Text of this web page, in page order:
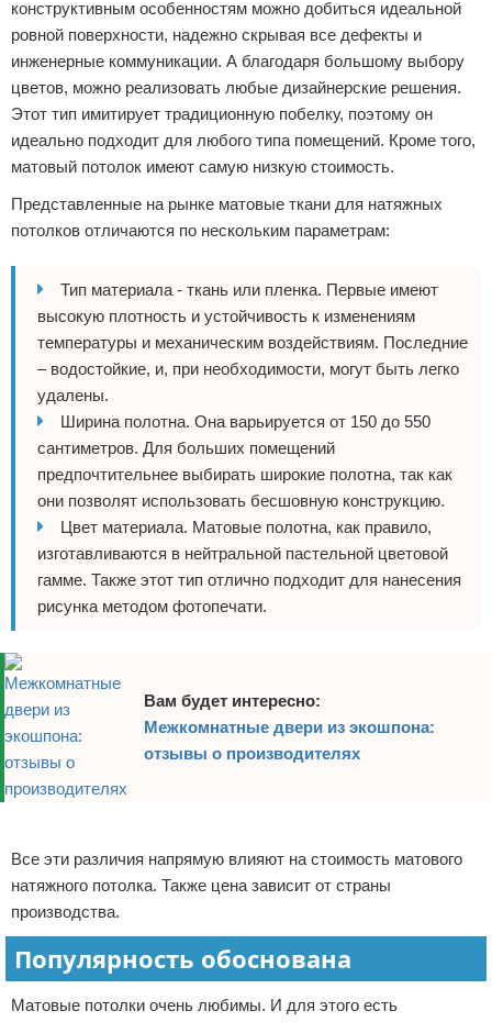
конструктивным особенностям можно добиться идеальной
ровной поверхности, надежно скрывая все дефекты и
инженерные коммуникации. А благодаря большому выбору
цветов, можно реализовать любые дизайнерские решения.
Этот тип имитирует традиционную побелку, поэтому он
идеально подходит для любого типа помещений. Кроме того,
матовый потолок имеют самую низкую стоимость.
Представленные на рынке матовые ткани для натяжных
потолков отличаются по нескольким параметрам:
Тип материала - ткань или пленка. Первые имеют
высокую плотность и устойчивость к изменениям
температуры и механическим воздействиям. Последние
– водостойкие, и, при необходимости, могут быть легко
удалены.
Ширина полотна. Она варьируется от 150 до 550
сантиметров. Для больших помещений
предпочтительнее выбирать широкие полотна, так как
они позволят использовать бесшовную конструкцию.
Цвет материала. Матовые полотна, как правило,
изготавливаются в нейтральной пастельной цветовой
гамме. Также этот тип отлично подходит для нанесения
рисунка методом фотопечати.
Вам будет интересно:
Межкомнатные двери из экошпона:
отзывы о производителях
Все эти различия напрямую влияют на стоимость матового
натяжного потолка. Также цена зависит от страны
производства.
Популярность обоснована
Матовые потолки очень любимы. И для этого есть